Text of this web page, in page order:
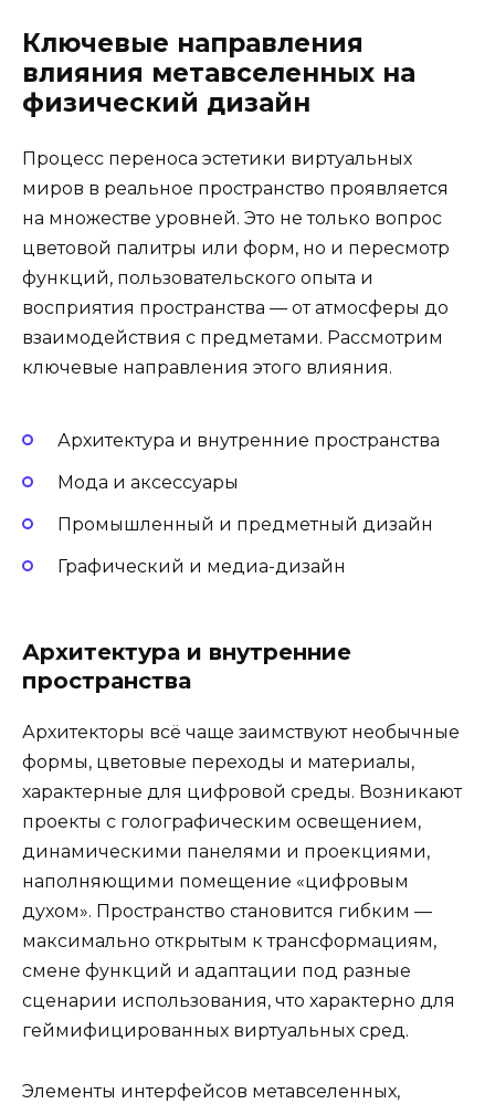
Ключевые направления
влияния метавселенных на
физический дизайн
Процесс переноса эстетики виртуальных
миров в реальное пространство проявляется
на множестве уровней. Это не только вопрос
цветовой палитры или форм, но и пересмотр
функций, пользовательского опыта и
восприятия пространства — от атмосферы до
взаимодействия с предметами. Рассмотрим
ключевые направления этого влияния.
Архитектура и внутренние пространства
Мода и аксессуары
Промышленный и предметный дизайн
Графический и медиа-дизайн
Архитектура и внутренние
пространства
Архитекторы всё чаще заимствуют необычные
формы, цветовые переходы и материалы,
характерные для цифровой среды. Возникают
проекты с голографическим освещением,
динамическими панелями и проекциями,
наполняющими помещение «цифровым
духом». Пространство становится гибким —
максимально открытым к трансформациям,
смене функций и адаптации под разные
сценарии использования, что характерно для
геймифицированных виртуальных сред.
Элементы интерфейсов метавселенных,